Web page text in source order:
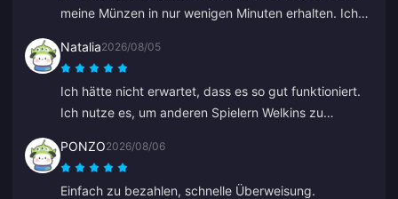
meine Münzen in nur wenigen Minuten erhalten. Ich
Natalia2026/08/05
Ich hätte nicht erwartet, dass es so gut funktioniert.
Ich nutze es, um anderen Spielern Welkins zu
Kundenservice ist auch schnell. Wenn man jemandem
etwas schenken möchte, ist das eine tolle Plattform.
PONZO2026/08/06
Einfach zu bezahlen, schnelle Überweisung.